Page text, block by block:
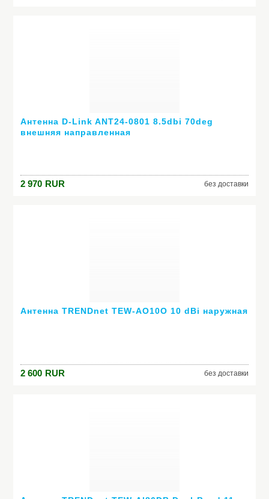
Антенна D-Link ANT24-0801 8.5dbi 70deg
внешняя направленная
2 970 RUR без доставки
Антенна TRENDnet TEW-AO10O 10 dBi наружная
2 600 RUR без доставки